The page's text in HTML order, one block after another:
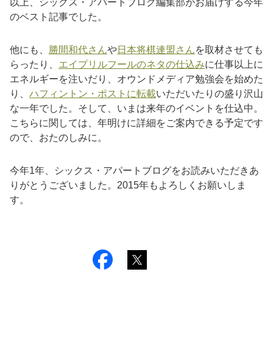
のベスト記事でした。
他にも、 勝間和代さんや日本将棋連盟さんを取材させても
らったり、 エイプリルフールのネタの仕込みに仕事以上に
エネルギーを注いだり、オウンドメディア勉強会を始めた
り、 ハフィントン・ポストに転載いただいたりの盛り沢山
な一年でした。そして、いまは来年のイベントを仕込中。
こちらに関しては、年明けに詳細をご案内できる予定です
ので、おたのしみに。
今年1年、シックス・アパートブログをお読みいただきあ
りがとうございました。2015年もよろしくお願いしま
す。